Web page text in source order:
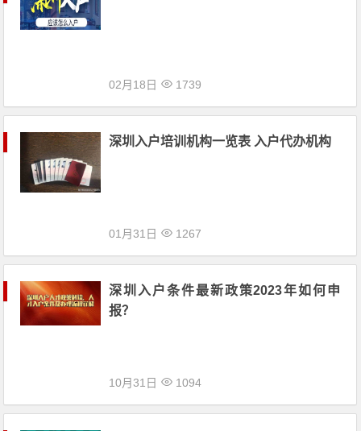
02月18日 1739
​深圳入户培训机构一览表 入户代办机构
01月31日 1267
深圳入户条件最新政策2023年如何申
报？
10月31日 1094